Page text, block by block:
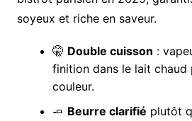
soyeux et riche en saveur.
🤫 Double cuisson :
finition dans le lait chaud
couleur.
🧈 Beurre clarifié plutôt